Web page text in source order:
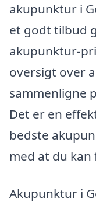
akupunktur i
et godt tilbud
akupunktur-
oversigt over
sammenligne
Det er en
bedste
med at du
Akupunktur i